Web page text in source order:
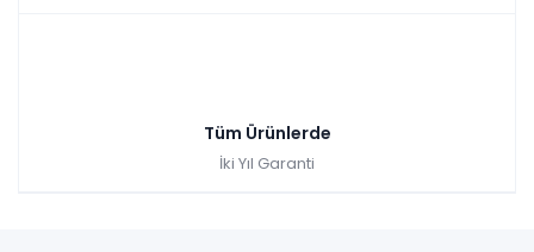
Tüm Ürünlerde
İki Yıl Garanti